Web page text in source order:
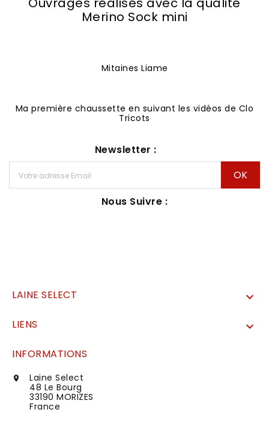
Merino Sock mini
Mitaines Liame
Ma première chaussette en suivant les vidéos de Clo
Tricots
Newsletter :
Nous Suivre :
LAINE SELECT 
LIENS 
INFORMATIONS

Laine Select
48 Le Bourg
33190 MORIZES
France